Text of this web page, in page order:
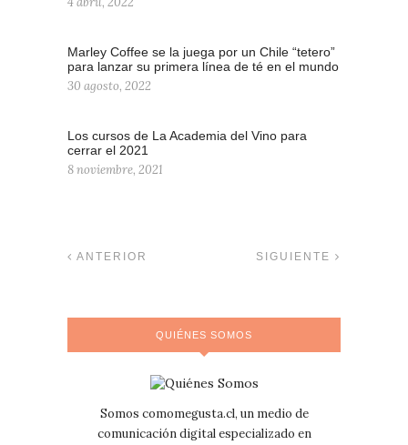
Marley Coffee se la juega por un Chile “tetero”
para lanzar su primera línea de té en el mundo
30 agosto, 2022
Los cursos de La Academia del Vino para
cerrar el 2021
8 noviembre, 2021
ANTERIOR SIGUIENTE
QUIÉNES SOMOS
Somos comomegusta.cl, un medio de
comunicación digital especializado en